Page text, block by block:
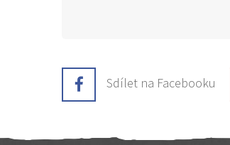
Sdílet na Facebooku